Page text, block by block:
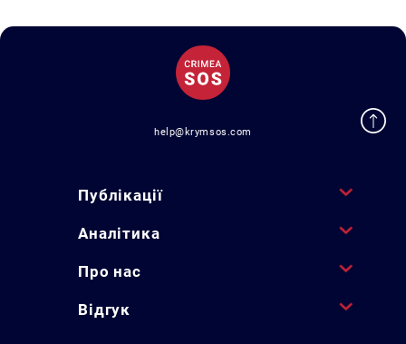
help@krymsos.com
Публікації
Аналітика
Про нас
Відгук